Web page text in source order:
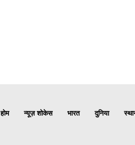
होम न्यूज़ शोकेस भारत दुनिया